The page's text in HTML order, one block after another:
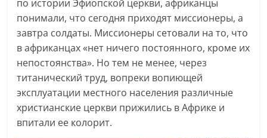
по истории Эфиопской церкви, африканцы
понимали, что сегодня приходят миссионеры, а
завтра солдаты. Миссионеры сетовали на то, что
в африканцах «нет ничего постоянного, кроме их
непостоянства». Но тем не менее, через
титанический труд, вопреки вопиющей
эксплуатации местного населения различные
христианские церкви прижились в Африке и
впитали ее колорит.